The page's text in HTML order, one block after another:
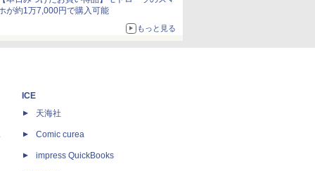
が約1万7,000円で購入可能
もっと見る
ICE
天海社
Comic curea
impress QuickBooks